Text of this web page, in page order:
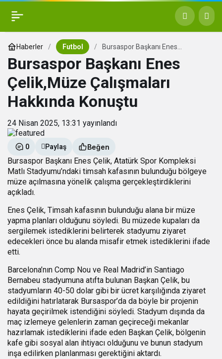
Haberler Futbol
Bursaspor Başkanı Enes
Konuştu
Bursaspor Başkanı Enes
Çelik,Müze Çalışmaları
Hakkında Konuştu
24 Nisan 2025, 13:31 yayınlandı
0 Paylaş Beğen
Bursaspor Başkanı Enes Çelik, Atatürk Spor Kompleksi
Matlı Stadyumu’ndaki timsah kafasının bulunduğu bölgeye
müze açılmasına yönelik çalışma gerçekleştirdiklerini
açıkladı.
Enes Çelik, Timsah kafasının bulunduğu alana bir müze
yapma planları olduğunu söyledi. Bu müzede kupaları da
sergilemek istediklerini belirterek stadyumu ziyaret
edecekleri önce bu alanda misafir etmek istediklerini ifade
etti.
Barcelona’nın Comp Nou ve Real Madrid’in Santiago
Bernabeu stadyumuna atıfta bulunan Başkan Çelik, bu
stadyumların 40-50 dolar gibi bir ücret karşılığında ziyaret
edildiğini hatırlatarak Bursaspor’da da böyle bir projenin
hayata geçirilmek istendiğini söyledi. Stadyum dışında da
maç izlemeye gelenlerin zaman geçireceği mekanlar
hazırlamak istediklerini ifade eden Başkan Çelik, bölgenin
kafe gibi sosyal alan ihtiyacı olduğunu ve bunun stadyum
inşa edilirken planlanması gerektiğini aktardı.